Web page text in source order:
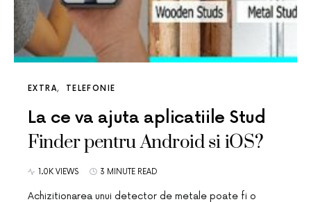
EXTRA TELEFONIE
La ce va ajuta aplicatiile Stud
Finder pentru Android si iOS?
1.0K VIEWS 3 MINUTE READ
Achizitionarea unui detector de metale poate fi o